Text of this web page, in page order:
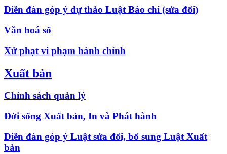
Diễn đàn góp ý dự thảo Luật Báo chí (sửa đổi)
Văn hoá số
Xử phạt vi phạm hành chính
Xuất bản
Chính sách quản lý
Đời sống Xuất bản, In và Phát hành
Diễn đàn góp ý Luật sửa đổi, bổ sung Luật Xuất
bản